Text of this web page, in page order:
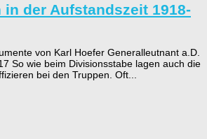
in der Aufstandszeit 1918-
von Karl Hoefer Generalleutnant a.D.
So wie beim Divisionsstabe lagen auch die
bei den Truppen. Oft...